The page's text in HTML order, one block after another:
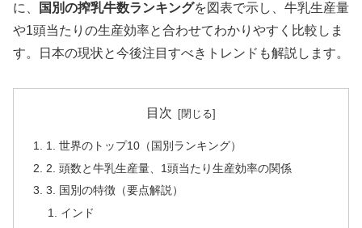
に、
国別の搾乳牛数ランキングを図表で示し、牛乳生産量
や1頭当たりの生産効率と合わせてわかりやすく比較しま
す。日本の現状と今後注目すべきトレンドも解説します。
目次
1. 世界のトップ10（国別ランキング）
2. 頭数と牛乳生産量、1頭当たり生産効率の関係
3. 国別の特徴（要点解説）
インド